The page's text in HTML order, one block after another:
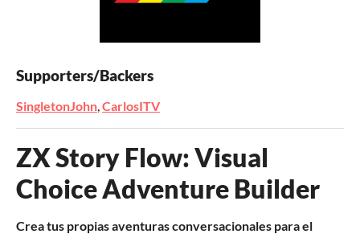
Supporters/Backers
SingletonJohn CarlosITV
ZX Story Flow: Visual
Choice Adventure Builder
Crea tus propias aventuras conversacionales para el